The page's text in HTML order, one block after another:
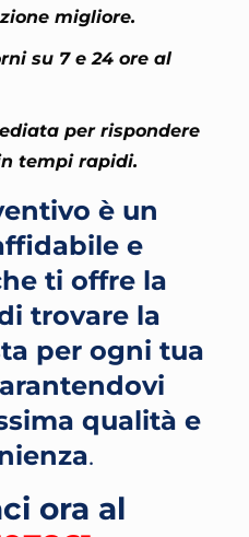
migliore.
su 7 e 24 ore al
per rispondere
tempi rapidi.
è un
e
ti offre la
trovare la
per ogni tua
qualità e
.
ora al